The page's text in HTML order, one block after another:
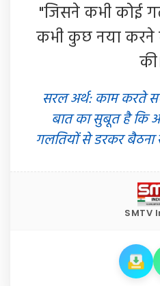
"जिसने कभी कोई
कभी कुछ नया करने
सरल अर्थ: काम करते
बात का सुबूत है कि
गलतियों से डरकर
SMTV